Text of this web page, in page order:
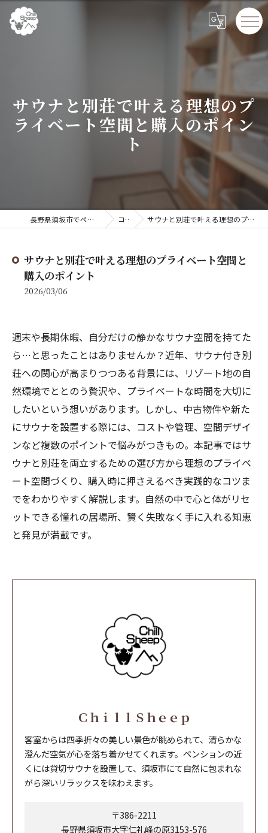
サウナと別荘で叶える理想のプ
ライベート空間と購入のポイン
ト
長野県須坂市でペンションならChillSheep コラム サウナと別荘で叶える理想のプライベート空間と購入のポイント
サウナと別荘で叶える理想のプライベート空間と
購入のポイント
2026/03/06
週末や長期休暇、自分だけの静かなサウナ空間を持てた
ら…と思ったことはありませんか？近年、サウナ付き別
荘への関心が高まりつつある背景には、リゾート地の自
然環境でととのう贅沢や、プライベートな時間を大切に
したいという想いがあります。しかし、中古物件や新た
にサウナを設置する際には、コストや管理、空間デザイ
ンなど複数のポイントで悩みがつきもの。本記事ではサ
ウナと別荘を両立するための選び方から理想のプライベ
ート空間づくり、購入時に押さえるべき実践的なコツま
でをわかりやすく解説します。自然の中で心と体がリセ
ットできる憧れの居場所、賢く失敗なく手に入れる知恵
と発見が満載です。
ＣｈｉｌｌＳｈｅｅｐ
客室からは四季折々の美しい景色が眺められて、清らかな
澄んだ空気が心を落ち着かせてくれます。ペンションの近
くには貸切サウナを設置して、須坂市にて自然に包まれな
がら深いリラックスを味わえます。
〒386-2211
長野県須坂市大字仁礼峰の原3153-576